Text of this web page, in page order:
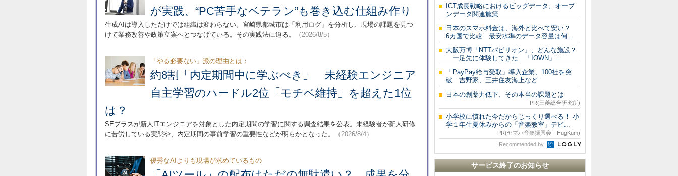
が実践、“PC苦手なベテラン”も巻き込む仕組み作り
生成AIは導入しただけでは組織は変わらない。宮崎県都城市は「利用ログ」を分析し、現場の課題を見つ
けて業務改善や政策立案へとつなげている。その実践法に迫る。
（2026/8/5）
「やる必要ない」派の理由とは：
約8割「内定期間中に学ぶべき」 未経験エンジニア
自主学習のハードル2位「モチベ維持」を超えた1位
は？
SEプラスが新人ITエンジニアを対象とした内定期間の学習に関する調査結果を公表。未経験者が新人研修
に苦労している実態や、内定期間の事前学習の重要性などが明らかとなった。
（2026/8/4）
優秀なAIよりも現場が求めているもの
ICT成長戦略におけるビッグデータ、オープ
ンデータ関連施策
日本のスマホ料金は、海外と比べて安い？
6カ国で比較 最安水準のデータ容量は何...
大阪万博「NTTパビリオン」、どんな施設？
一足先に体験してきた 「IOWN」...
「PayPay給与受取」導入企業、100社を突
破 吉野家、三井住友海上など
日本の創薬力低下、その本当の課題とは
PR(三菱総合研究所)
小学校に慣れた今だからじっくり選べる！ 小
学１年生夏休みからの「音楽教室」デビ...
PR(ヤマハ音楽振興会｜HugKum)
Recommended by
サービス終了のお知らせ